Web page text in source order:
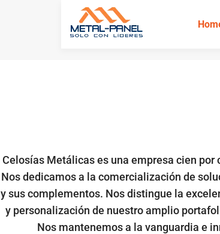
Celosías Metálicas es una empresa cien por
Nos dedicamos a la comercialización de
y sus complementos. Nos distingue la
y personalización de nuestro amplio
Nos mantenemos a la vanguardia e